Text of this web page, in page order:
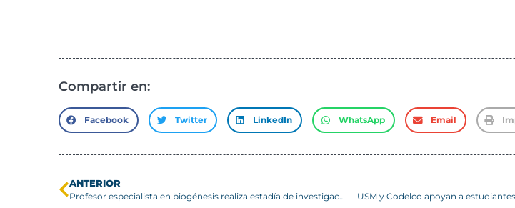
Compartir en:
Facebook Twitter LinkedIn WhatsApp Email
ANTERIOR
Profesor especialista en biogénesis realiza estadía de investigación en la USM